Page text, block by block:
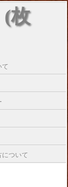
(枚
て
について